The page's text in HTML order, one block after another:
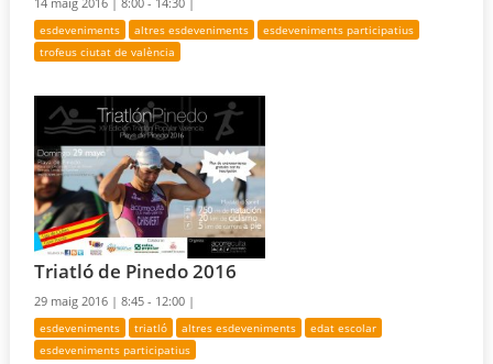
esdeveniments altres esdeveniments
esdeveniments participatius
trofeus ciutat de valència
Triatló de Pinedo 2016
29 maig 2016 |8:45 - 12:00 |
esdeveniments triatló altres esdeveniments
edat escolar
esdeveniments participatius